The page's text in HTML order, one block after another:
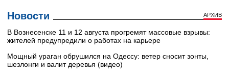
Новости АРХИВ
В Вознесенске 11 и 12 августа прогремят массовые взрывы:
жителей предупредили о работах на карьере
Мощный ураган обрушился на Одессу: ветер сносит зонты,
шезлонги и валит деревья (видео)